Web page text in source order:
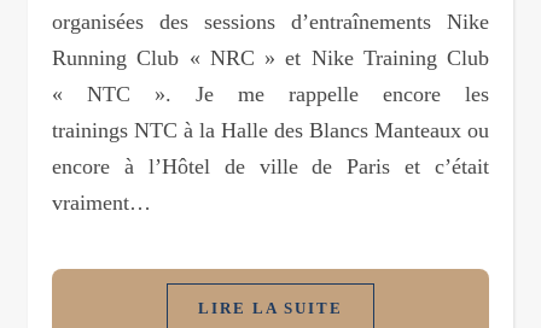
organisées des sessions d’entraînements Nike
Running Club « NRC » et Nike Training Club
« NTC ». Je me rappelle encore les
trainings NTC à la Halle des Blancs Manteaux ou
encore à l’Hôtel de ville de Paris et c’était
vraiment…
LIRE LA SUITE